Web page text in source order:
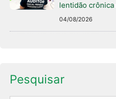
lentidão crônica
04/08/2026
Pesquisar